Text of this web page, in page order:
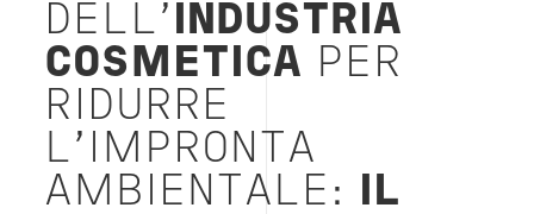
DELL’
INDUSTRIA
COSMETICA PER
RIDURRE
L’IMPRONTA
AMBIENTALE:
IL